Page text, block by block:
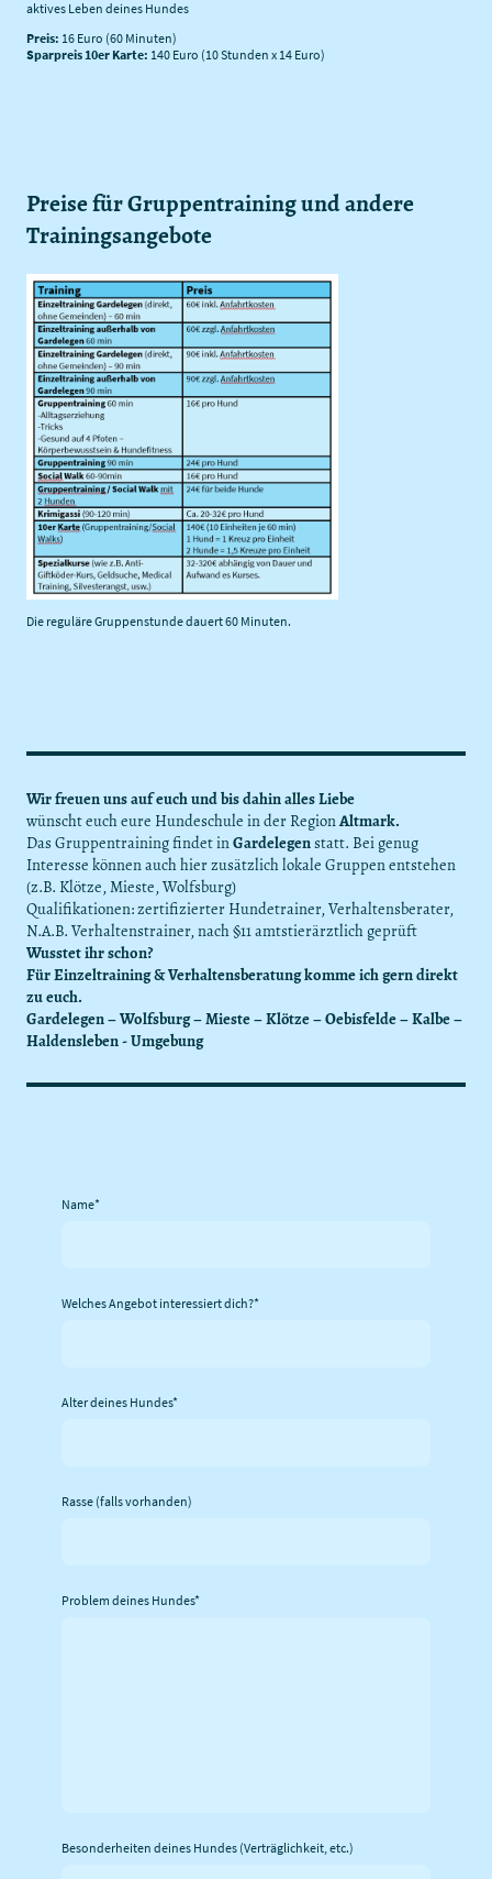
aktives Leben deines Hundes
Preis: 16 Euro (60 Minuten)
Sparpreis 10er Karte: 140 Euro (10 Stunden x 14 Euro)
Preise für Gruppentraining und andere
Trainingsangebote
Die reguläre Gruppenstunde dauert 60 Minuten.
Wir freuen uns auf euch und bis dahin alles Liebe
wünscht euch eure Hundeschule in der RegionAltmark.
Das Gruppentraining findet inGardelegenstatt. Bei genug
Interesse können auch hier zusätzlich lokale Gruppen entstehen
(z.B. Klötze, Mieste, Wolfsburg)
Qualifikationen: zertifizierter Hundetrainer, Verhaltensberater,
N.A.B. Verhaltenstrainer, nach §11 amtstierärztlich geprüft
Wusstet ihr schon?
Für Einzeltraining & Verhaltensberatung komme ich gern direkt
zu euch.
Gardelegen – Wolfsburg – Mieste – Klötze – Oebisfelde – Kalbe –
Haldensleben - Umgebung
Name*
Welches Angebot interessiert dich?*
Alter deines Hundes*
Rasse (falls vorhanden)
Problem deines Hundes*
Besonderheiten deines Hundes (Verträglichkeit, etc.)